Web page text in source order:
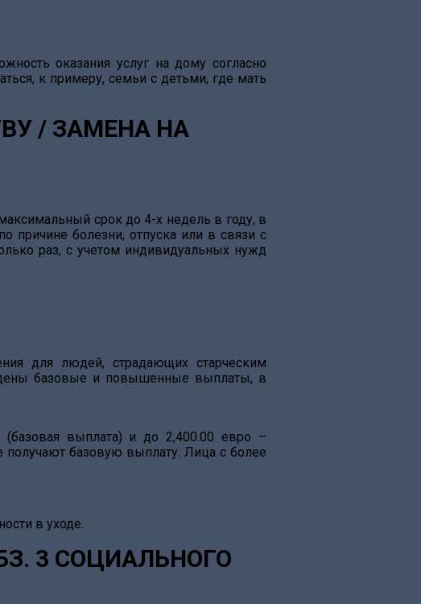
оказания услуг на дому согласно
к примеру, семьи с детьми, где мать
/ ЗАМЕНА НА
срок до 4-х недель в году, в
причине болезни, отпуска или в связи с
раз, с учетом индивидуальных нужд
для людей, страдающих старческим
базовые и повышенные выплаты, в
выплата) и до 2,400.00 евро –
базовую выплату. Лица с более
в уходе.
3 СОЦИАЛЬНОГО